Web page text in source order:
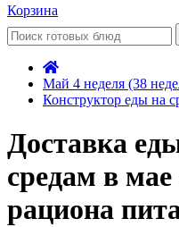
Корзина
Май 4 неделя (38
Конструктор еды на
Доставка
средам в
рациона